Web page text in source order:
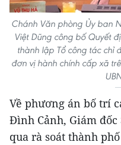
Chánh Văn phòng Ủy ban
Việt Dũng công bố Quyết
thành lập Tổ công tác chỉ
đơn vị hành chính cấp xã
Về phương án bố trí
Đình Cảnh, Giám
qua rà soát thành